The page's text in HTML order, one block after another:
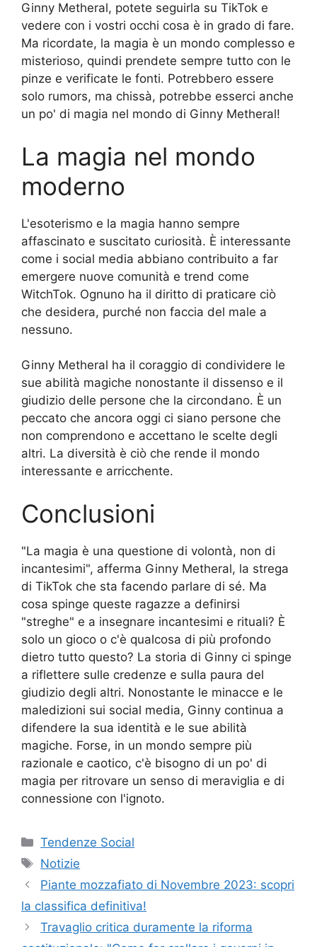
Ginny Metheral, potete seguirla su TikTok e
vedere con i vostri occhi cosa è in grado di fare.
Ma ricordate, la magia è un mondo complesso e
misterioso, quindi prendete sempre tutto con le
pinze e verificate le fonti. Potrebbero essere
solo rumors, ma chissà, potrebbe esserci anche
un po' di magia nel mondo di Ginny Metheral!
La magia nel mondo
moderno
L'esoterismo e la magia hanno sempre
affascinato e suscitato curiosità. È interessante
come i social media abbiano contribuito a far
emergere nuove comunità e trend come
WitchTok. Ognuno ha il diritto di praticare ciò
che desidera, purché non faccia del male a
nessuno.
Ginny Metheral ha il coraggio di condividere le
sue abilità magiche nonostante il dissenso e il
giudizio delle persone che la circondano. È un
peccato che ancora oggi ci siano persone che
non comprendono e accettano le scelte degli
altri. La diversità è ciò che rende il mondo
interessante e arricchente.
Conclusioni
"La magia è una questione di volontà, non di
incantesimi", afferma Ginny Metheral, la strega
di TikTok che sta facendo parlare di sé. Ma
cosa spinge queste ragazze a definirsi
"streghe" e a insegnare incantesimi e rituali? È
solo un gioco o c'è qualcosa di più profondo
dietro tutto questo? La storia di Ginny ci spinge
a riflettere sulle credenze e sulla paura del
giudizio degli altri. Nonostante le minacce e le
maledizioni sui social media, Ginny continua a
difendere la sua identità e le sue abilità
magiche. Forse, in un mondo sempre più
razionale e caotico, c'è bisogno di un po' di
magia per ritrovare un senso di meraviglia e di
connessione con l'ignoto.
Categorie
Tendenze Social
Tag
Notizie
Piante mozzafiato di Novembre 2023: scopri
la classifica definitiva!
Travaglio critica duramente la riforma